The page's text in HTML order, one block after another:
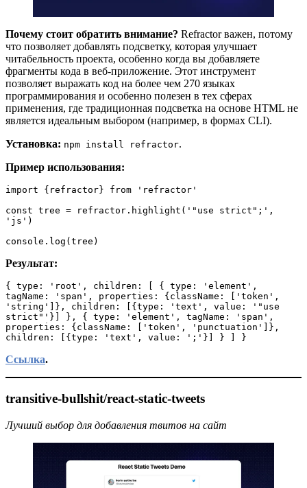
Почему стоит обратить внимание? Refractor важен, потому
что позволяет добавлять подсветку, которая улучшает
читабельность проекта, особенно когда вы добавляете
фрагменты кода в веб-приложение. Этот инструмент
позволяет выражать код на более чем 270 языках
программирования и особенно полезен в тех сферах
применения, где традиционная подсветка на основе HTML не
является идеальным выбором (например, в формах CLI).
Установка: npm install refractor.
Пример использования:
import {refractor} from 'refractor'
const tree = refractor.highlight('"use strict";',
'js')
console.log(tree)
Результат:
{ type: 'root', children: [ { type: 'element',
tagName: 'span', properties: {className: ['token',
'string']}, children: [{type: 'text', value: '"use
strict"'}] }, { type: 'element', tagName: 'span',
properties: {className: ['token', 'punctuation']},
children: [{type: 'text', value: ';'}] } ] }
Ссылка.
transitive-bullshit/react-static-tweets
Лучший выбор для добавления твитов на сайт